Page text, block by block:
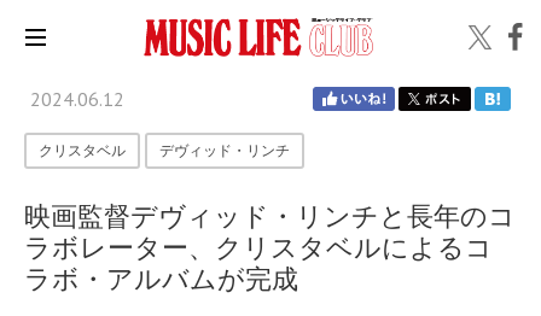
2024.06.12
クリスタベル デヴィッド・リンチ
映画監督デヴィッド・リンチと長年のコ
ラボレーター、クリスタベルによるコ
ラボ・アルバムが完成